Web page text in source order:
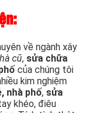
về ngành xây
cũ, sửa chữa
của chúng tôi
kim nghiệm
nhà phố, sửa
khéo, điêu